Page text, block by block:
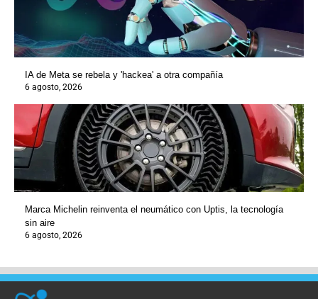
IA de Meta se rebela y 'hackea' a otra compañía
6 agosto, 2026
Marca Michelin reinventa el neumático con Uptis, la tecnología
sin aire
6 agosto, 2026